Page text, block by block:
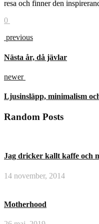
resa och finner den
0
previous
Nästa år, då jävlar
newer
Ljusinsläpp, minimalism
Random Posts
Jag dricker kallt kaffe och
14 november, 2014
Motherhood